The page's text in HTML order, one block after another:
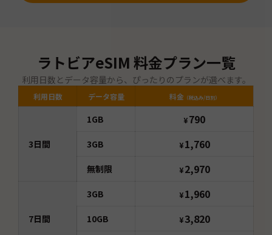
ラトビアeSIM 料金プラン一覧
利用日数とデータ容量から、ぴったりのプランが選べます。
利用日数 データ容量 料金 （税込み/日別）
3日間
1GB ¥790
3GB ¥ 1,760
無制限 ¥ 2,970
7日間
3GB ¥ 1,960
10GB ¥ 3,820